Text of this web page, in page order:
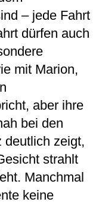
– jede Fahrt
dürfen auch
mit Marion,
aber ihre
bei den
deutlich zeigt,
strahlt
Manchmal
keine